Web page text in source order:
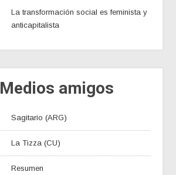
La transformación social es feminista y
anticapitalista
Medios amigos
Sagitario (ARG)
La Tizza (CU)
Resumen